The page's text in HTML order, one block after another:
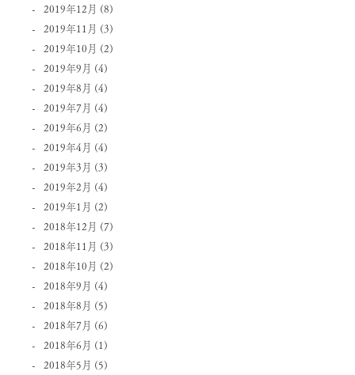
2019年12月 (8)
2019年11月 (3)
2019年10月 (2)
2019年9月 (4)
2019年8月 (4)
2019年7月 (4)
2019年6月 (2)
2019年4月 (4)
2019年3月 (3)
2019年2月 (4)
2019年1月 (2)
2018年12月 (7)
2018年11月 (3)
2018年10月 (2)
2018年9月 (4)
2018年8月 (5)
2018年7月 (6)
2018年6月 (1)
2018年5月 (5)